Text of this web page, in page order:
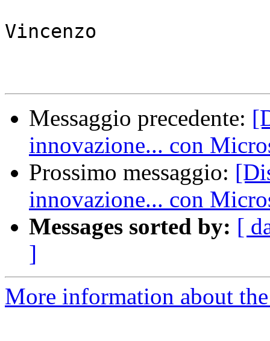
Vincenzo
Messaggio precedente:
innovazione... con
Prossimo messaggio:
innovazione... con
Messages sorted by: [
]
More information about